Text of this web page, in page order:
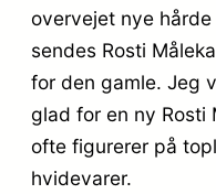
overvejet nye
sendes Rosti
for den gamle. Jeg
glad for en ny Rosti
ofte figurerer på
hvidevarer.